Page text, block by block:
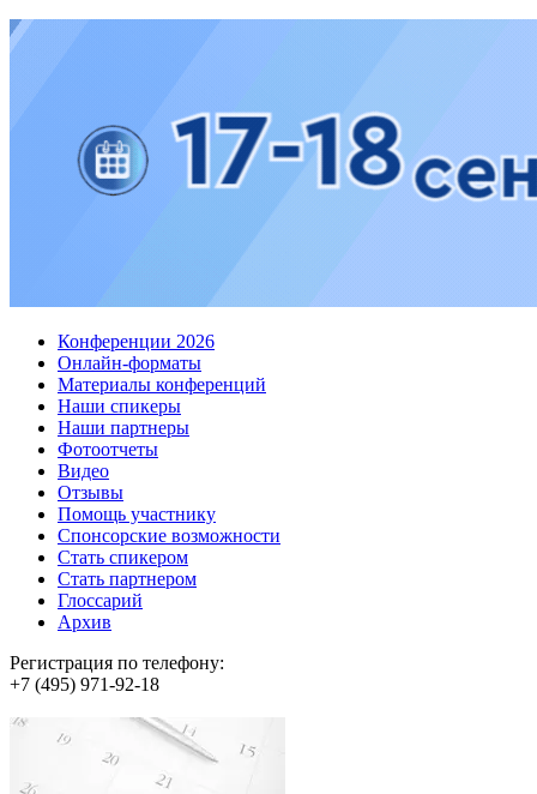
Конференции 2026
Онлайн-форматы
Материалы конференций
Наши спикеры
Наши партнеры
Фотоотчеты
Видео
Отзывы
Помощь участнику
Спонсорские возможности
Стать спикером
Стать партнером
Глоссарий
Архив
Регистрация по телефону:
+7 (495) 971-92-18